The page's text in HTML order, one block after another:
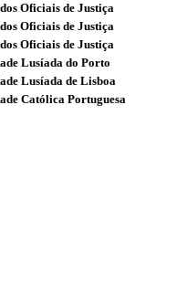
Oficiais de Justiça
Oficiais de Justiça
Oficiais de Justiça
Lusíada do Porto
Lusíada de Lisboa
Católica Portuguesa